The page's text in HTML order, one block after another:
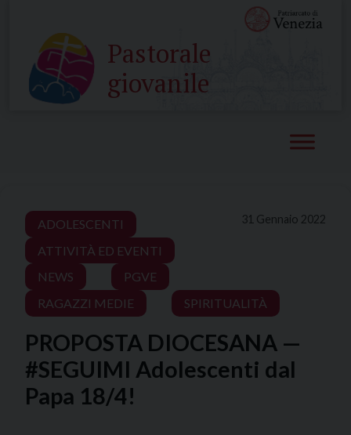
content
Pastorale
giovanile
31 Gennaio 2022
ADOLESCENTI
ATTIVITÀ ED EVENTI
NEWS
PGVE
RAGAZZI MEDIE
SPIRITUALITÀ
PROPOSTA DIOCESANA —
#SEGUIMI Adolescenti dal
Papa 18/4!